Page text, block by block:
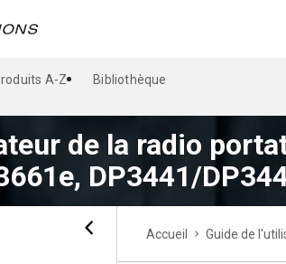
A-Z Bibliothèque
de la radio
DP3441/
Accueil Guide de